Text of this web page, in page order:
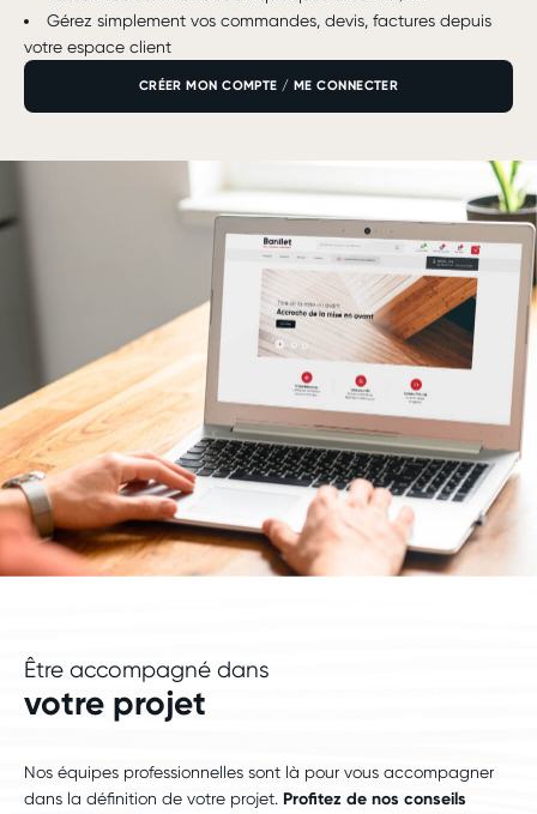
Gérez simplement vos commandes, devis, factures depuis
votre espace client
CRÉER MON COMPTE / ME CONNECTER
Être accompagné dans
votre projet
Nos équipes professionnelles sont là pour vous accompagner
dans la définition de votre projet. Profitez de nos conseils